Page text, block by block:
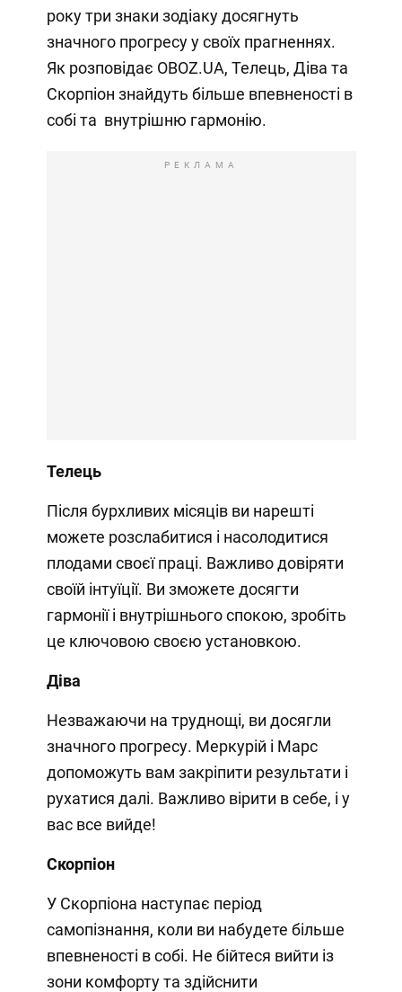
року три знаки зодіаку досягнуть
значного прогресу у своїх прагненнях.
Як розповідає OBOZ.UA, Телець, Діва та
Скорпіон знайдуть більше впевненості в
собі та внутрішню гармонію.
РЕКЛАМА
Телець
Після бурхливих місяців ви нарешті
можете розслабитися і насолодитися
плодами своєї праці. Важливо довіряти
своїй інтуїції. Ви зможете досягти
гармонії і внутрішнього спокою, зробіть
це ключовою своєю установкою.
Діва
Незважаючи на труднощі, ви досягли
значного прогресу. Меркурій і Марс
допоможуть вам закріпити результати і
рухатися далі. Важливо вірити в себе, і у
вас все вийде!
Скорпіон
У Скорпіона наступає період
самопізнання, коли ви набудете більше
впевненості в собі. Не бійтеся вийти із
зони комфорту та здійснити